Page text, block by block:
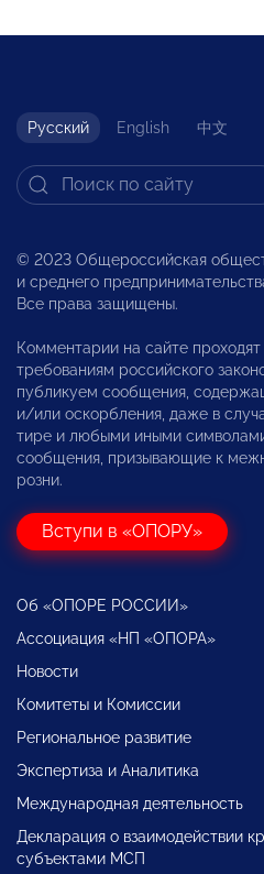
Русский English 中文
© 2023 Общероссийская
и среднего
Все права защищены.
Комментарии на сайте
требованиям российского
публикуем сообщения,
и/или оскорбления, даже в
тире и любыми иными
сообщения, призывающие к
розни.
Вступи в «ОПОРУ»
Об «ОПОРЕ РОССИИ»
Ассоциация «НП «ОПОРА»
Новости
Комитеты и Комиссии
Региональное развитие
Экспертиза и Аналитика
Международная деятельность
Декларация о взаимодействии
субъектами МСП